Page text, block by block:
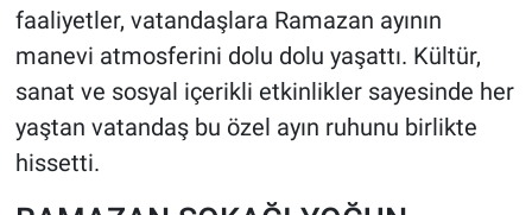
faaliyetler, vatandaşlara Ramazan ayının
manevi atmosferini dolu dolu yaşattı. Kültür,
sanat ve sosyal içerikli etkinlikler sayesinde her
yaştan vatandaş bu özel ayın ruhunu birlikte
hissetti.